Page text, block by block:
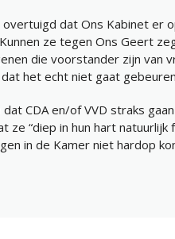
overtuigd dat Ons Kabinet er
ze tegen Ons Geert
die voorstander zijn van
het echt niet gaat
dat CDA en/of VVD straks
ze “diep in hun hart
in de Kamer niet hardop